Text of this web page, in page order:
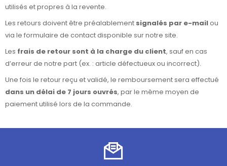
utilisés et propres à la revente.
Les retours doivent être préalablement signalés par e-mailou
via le formulaire de contact disponible sur notre site.
Les frais de retour sont à la charge du client, sauf en cas
d’erreur de notre part (ex. : article défectueux ou incorrect).
Une fois le retour reçu et validé, le remboursement sera effectué
dans un délai de 7 jours ouvrés, par le même moyen de
paiement utilisé lors de la commande.